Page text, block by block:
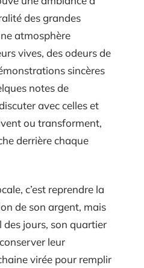
des grandes
atmosphère
vives, des odeurs de
sincères
notes de
avec celles et
ou transforment,
derrière chaque
c’est reprendre la
de son argent, mais
jours, son quartier
leur
virée pour remplir